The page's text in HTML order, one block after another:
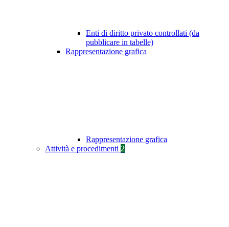
Enti di diritto privato controllati (da
pubblicare in tabelle)
Rappresentazione grafica
Rappresentazione grafica
Attività e procedimenti 2